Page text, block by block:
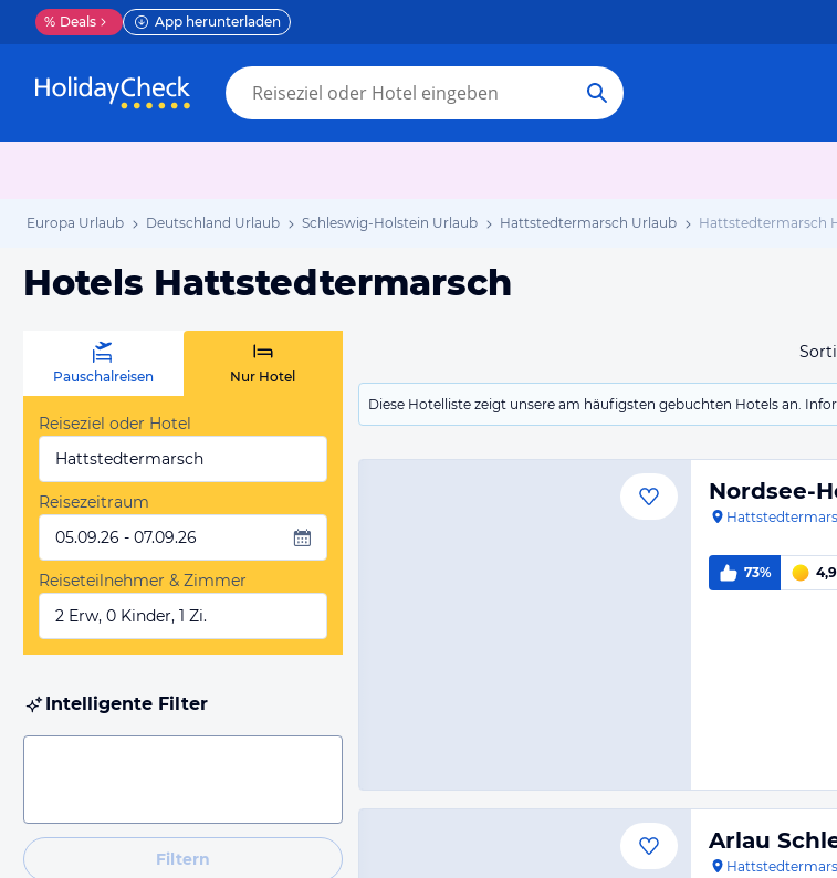
% Deals App herunterladen
Europa Urlaub Deutschland Urlaub Schleswig-Holstein Urlaub Hattstedtermarsch Urlaub Hattstedtermarsch
Hotels Hattstedtermarsch
Diese Hotelliste zeigt unsere am häufigsten gebuchten Hotels an.
Pauschalreisen Nur Hotel
Reiseziel oder Hotel
Hattstedtermarsch
Reisezeitraum
05.09.26 - 07.09.26
Reiseteilnehmer & Zimmer
2 Erw, 0 Kinder, 1 Zi.
Intelligente Filter
Filtern
Nordsee-
73% 4,9
Arlau